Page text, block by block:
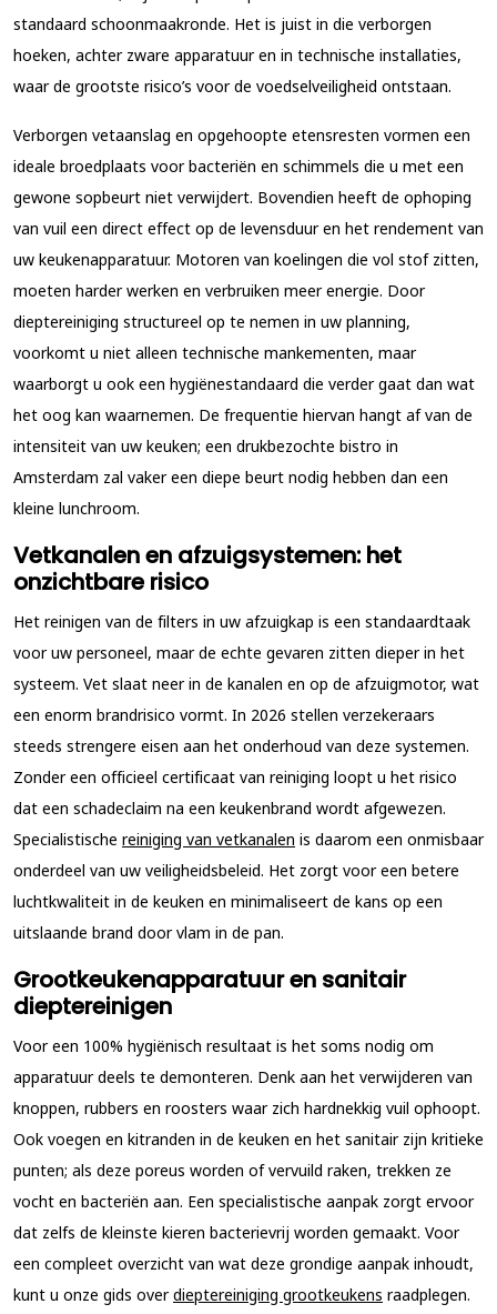
standaard schoonmaakronde. Het is juist in die verborgen
hoeken, achter zware apparatuur en in technische installaties,
waar de grootste risico’s voor de voedselveiligheid ontstaan.
Verborgen vetaanslag en opgehoopte etensresten vormen een
ideale broedplaats voor bacteriën en schimmels die u met een
gewone sopbeurt niet verwijdert. Bovendien heeft de ophoping
van vuil een direct effect op de levensduur en het rendement van
uw keukenapparatuur. Motoren van koelingen die vol stof zitten,
moeten harder werken en verbruiken meer energie. Door
dieptereiniging structureel op te nemen in uw planning,
voorkomt u niet alleen technische mankementen, maar
waarborgt u ook een hygiënestandaard die verder gaat dan wat
het oog kan waarnemen. De frequentie hiervan hangt af van de
intensiteit van uw keuken; een drukbezochte bistro in
Amsterdam zal vaker een diepe beurt nodig hebben dan een
kleine lunchroom.
Vetkanalen en afzuigsystemen: het
onzichtbare risico
Het reinigen van de filters in uw afzuigkap is een standaardtaak
voor uw personeel, maar de echte gevaren zitten dieper in het
systeem. Vet slaat neer in de kanalen en op de afzuigmotor, wat
een enorm brandrisico vormt. In 2026 stellen verzekeraars
steeds strengere eisen aan het onderhoud van deze systemen.
Zonder een officieel certificaat van reiniging loopt u het risico
dat een schadeclaim na een keukenbrand wordt afgewezen.
Specialistische reiniging van vetkanalen is daarom een onmisbaar
onderdeel van uw veiligheidsbeleid. Het zorgt voor een betere
luchtkwaliteit in de keuken en minimaliseert de kans op een
uitslaande brand door vlam in de pan.
Grootkeukenapparatuur en sanitair
dieptereinigen
Voor een 100% hygiënisch resultaat is het soms nodig om
apparatuur deels te demonteren. Denk aan het verwijderen van
knoppen, rubbers en roosters waar zich hardnekkig vuil ophoopt.
Ook voegen en kitranden in de keuken en het sanitair zijn kritieke
punten; als deze poreus worden of vervuild raken, trekken ze
vocht en bacteriën aan. Een specialistische aanpak zorgt ervoor
dat zelfs de kleinste kieren bacterievrij worden gemaakt. Voor
een compleet overzicht van wat deze grondige aanpak inhoudt,
kunt u onze gids overdieptereiniging grootkeukens raadplegen.